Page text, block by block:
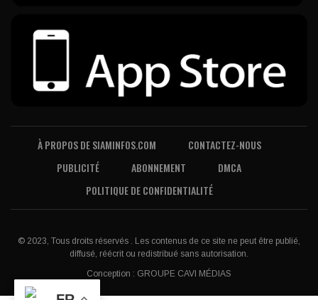
À PROPOS DE SIAMINFOS.COM
CONTACTEZ-NOUS
PUBLICITÉ
ABONNEMENT
DMCA
POLITIQUE DE CONFIDENTIALITÉ
© 2023, Tous droits réservés . Les contenus de ce site ne peut être publié,
diffusé, réécrit ou redistribué sans autorisation.
Conception : GROUPE CAVI MÉDIAS